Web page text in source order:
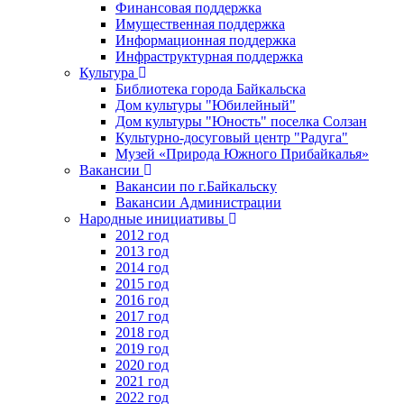
Финансовая поддержка
Имущественная поддержка
Информационная поддержка
Инфраструктурная поддержка
Культура
Библиотека города Байкальска
Дом культуры "Юбилейный"
Дом культуры "Юность" поселка Солзан
Культурно-досуговый центр "Радуга"
Музей «Природа Южного Прибайкалья»
Вакансии
Вакансии по г.Байкальску
Вакансии Администрации
Народные инициативы
2012 год
2013 год
2014 год
2015 год
2016 год
2017 год
2018 год
2019 год
2020 год
2021 год
2022 год